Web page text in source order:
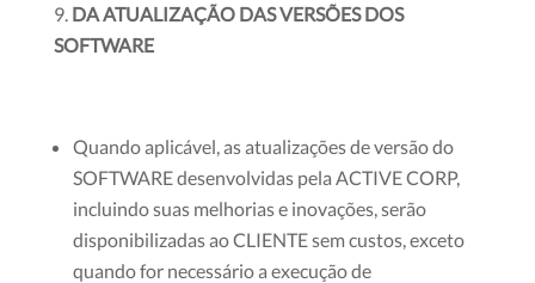
DA ATUALIZAÇÃO DAS VERSÕES DOS
SOFTWARE
Quando aplicável, as atualizações de versão do
SOFTWARE desenvolvidas pela ACTIVE CORP,
incluindo suas melhorias e inovações, serão
disponibilizadas ao CLIENTE sem custos, exceto
quando for necessário a execução de